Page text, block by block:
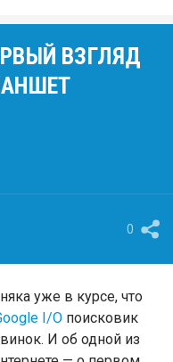
ВЗГЛЯД
0
уже в курсе, что
I/O поисковик
И об одной из